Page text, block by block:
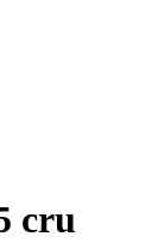
cru